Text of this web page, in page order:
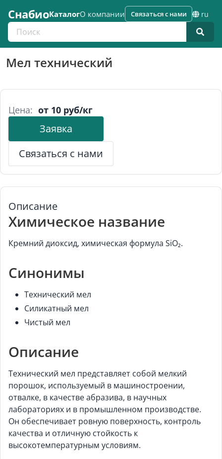
СнабиоКаталогО компании
Поиск по каталогу
Связаться с нами ru
Мел технический
Цена: от 10 руб/кг
Заявка
Связаться с нами
Описание
Химическое название
Кремний диоксид, химическая формула SiO₂.
Синонимы
Технический мел
Силикатный мел
Чистый мел
Описание
Технический мел представляет собой мелкий
порошок, используемый в машиностроении,
отвалке, в качестве абразива, в научных
лабораториях и в промышленном производстве.
Он обеспечивает ровную поверхность, контроль
качества и отличную стойкость к
высокотемпературным условиям.